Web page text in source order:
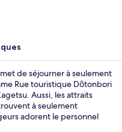
de séjourner à seulement
Rue touristique Dōtonbori
Aussi, les attraits
à seulement
adorent le personnel